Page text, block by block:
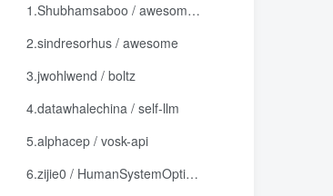
1.Shubhamsaboo / awesome-llm-apps
2.sindresorhus / awesome
3.jwohlwend / boltz
4.datawhalechina / self-llm
5.alphacep / vosk-api
6.zijie0 / HumanSystemOptimization
1.Shubhamsaboo / awesome-llm-apps
2.sindresorhus / awesome
3.jwohlwend / boltz
4.datawhalechina / self-llm
5.alphacep / vosk-api
6.zijie0 / HumanSystemOptimization